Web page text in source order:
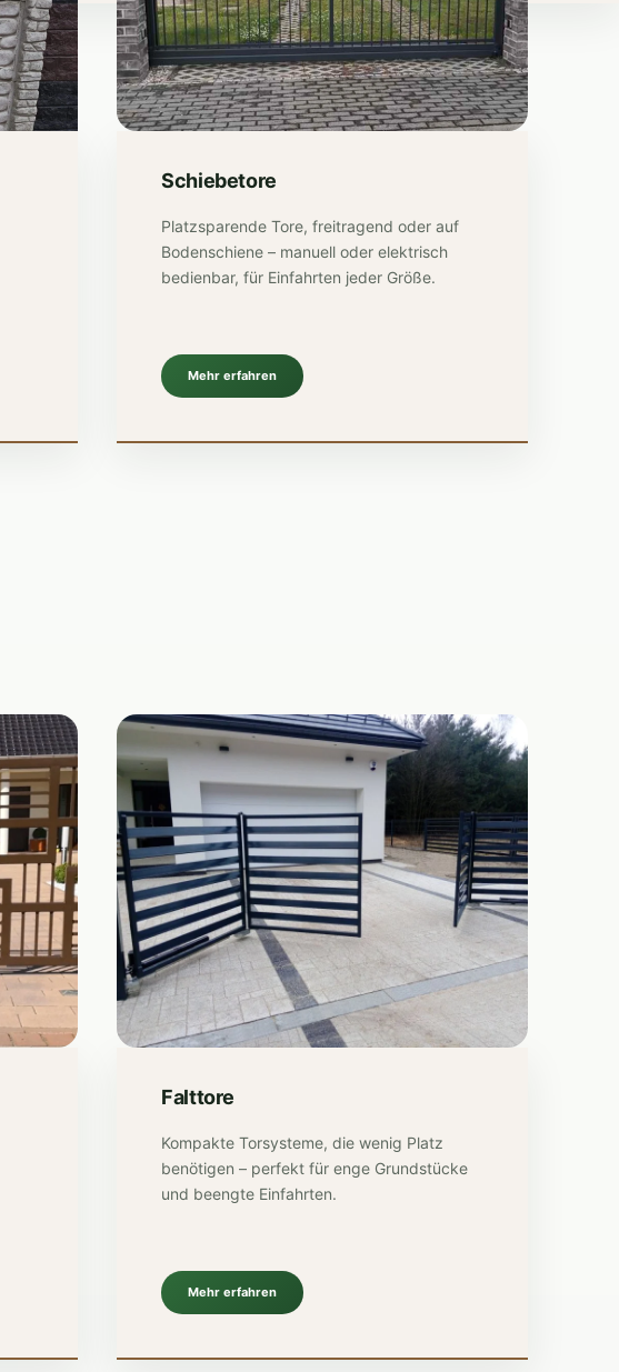
Schiebetore
Platzsparende Tore, freitragend oder auf
Bodenschiene – manuell oder elektrisch
bedienbar, für Einfahrten jeder Größe.
Mehr erfahren
Falttore
Kompakte Torsysteme, die wenig Platz
benötigen – perfekt für enge Grundstücke
und beengte Einfahrten.
Mehr erfahren